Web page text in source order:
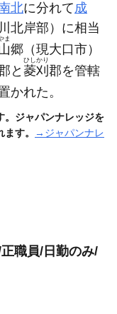
北に分れて成
北岸部） に相当
ま
郷 （現大口市）
と菱刈
ひしかり
郡を管轄
かれた。
。ジャパンナレッジを
す。
→ジャパンナレ
職員/日勤のみ/